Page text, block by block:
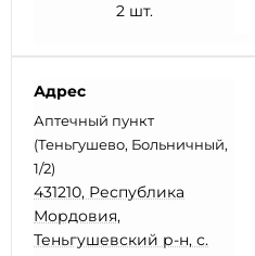
2 шт.
Адрес
Аптечный пункт
(Теньгушево, Больничный,
1/2)
431210, Республика
Мордовия,
Теньгушевский р-н, с.